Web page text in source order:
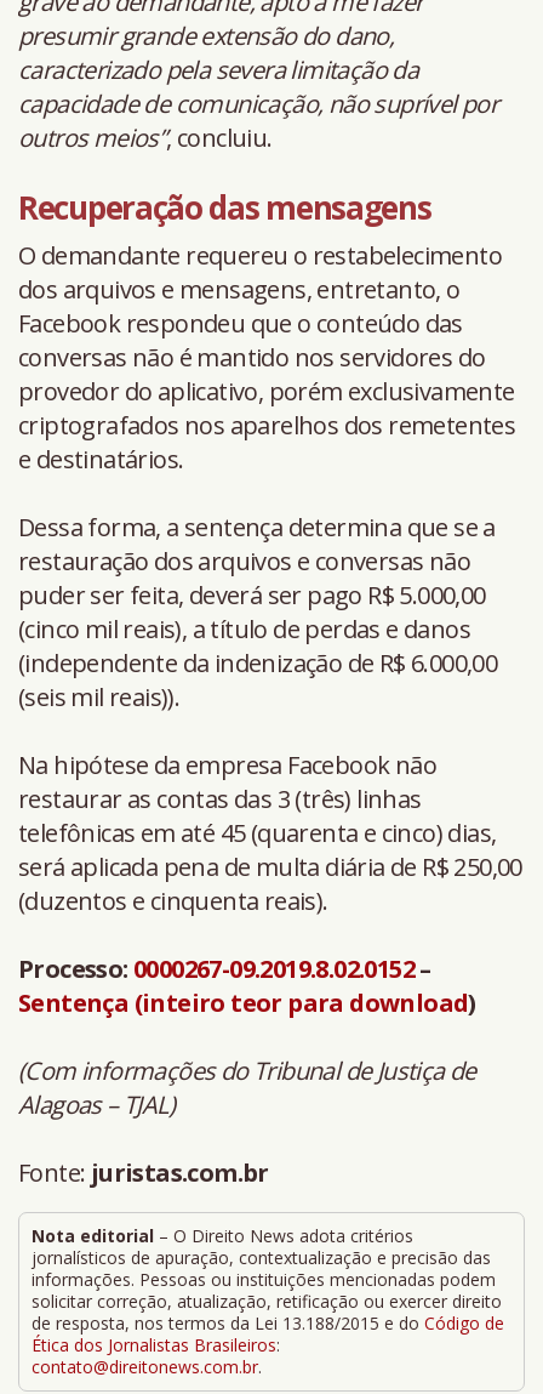
presumir grande extensão do dano,
caracterizado pela severa limitação da
capacidade de comunicação, não suprível por
outros meios”, concluiu.
Recuperação das mensagens
O demandante requereu o restabelecimento
dos arquivos e mensagens, entretanto, o
Facebook respondeu que o conteúdo das
conversas não é mantido nos servidores do
provedor do aplicativo, porém exclusivamente
criptografados nos aparelhos dos remetentes
e destinatários.
Dessa forma, a sentença determina que se a
restauração dos arquivos e conversas não
puder ser feita, deverá ser pago R$ 5.000,00
(cinco mil reais), a título de perdas e danos
(independente da indenização de R$ 6.000,00
(seis mil reais)).
Na hipótese da empresa Facebook não
restaurar as contas das 3 (três) linhas
telefônicas em até 45 (quarenta e cinco) dias,
será aplicada pena de multa diária de R$ 250,00
(duzentos e cinquenta reais).
Processo: 0000267-09.2019.8.02.0152–
Sentença (inteiro teor para download)
(Com informações do Tribunal de Justiça de
Alagoas – TJAL)
Fonte: juristas.com.br
Nota editorial – O Direito News adota critérios
jornalísticos de apuração, contextualização e precisão das
informações. Pessoas ou instituições mencionadas podem
solicitar correção, atualização, retificação ou exercer direito
de resposta, nos termos da Lei 13.188/2015 e do Código de
Ética dos Jornalistas Brasileiros:
contato@direitonews.com.br.